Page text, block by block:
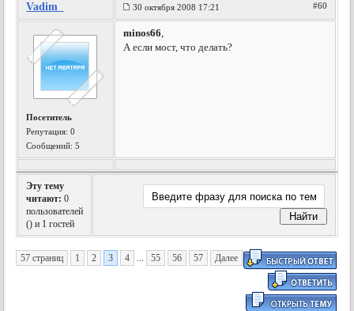
Vadim_ 30 октября 2008 17:21 #60
Посетитель
Репутация:0
Сообщений: 5
minos66,
А если мост, что делать?
Эту тему
читают: 0
пользователей
() и 1 гостей
57 страниц 1 2 3 4 ... 55 56 57 Далее